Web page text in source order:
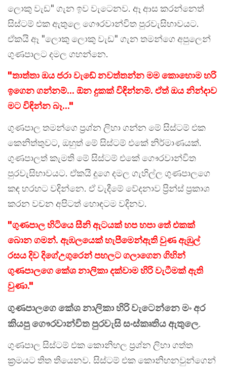
ලොකු වැඩ" ගැන ඉව වැටෙනව. ඈ ආස කරන්නෙත්
සිස්ටම් එක ඇතුලෙ ගෞරවාන්විත පුරවැසිභාවයට.
ඒකයි ඈ "ලොකු ලොකු වැඩ" ගැන තමන්ගෙ අපුලෙන්
ගුණපාලට දමල ගහන්නෙ.
"තාත්තා ඔය ජරා වැඩේ නවත්තන්න මම කොහොම හරි
ඉගෙන ගන්නම්... ඕන දුකක් විඳින්නම්. ඒත් ඔය නින්දාව
මට විඳින්න බෑ..."
ගුණපාල තමන්ගෙ ප්‍රශ්න ලිහා ගන්න මේ සිස්ටම් එක
කෙනිත්තුවට, ඔහුත් මේ සිස්ටම් එකේ නිර්මාණයක්.
ගුණපාලත් කැමති මේ සිස්ටම් එකේ ගෞරවාන්විත
පුරවැසිභාවයට. ඒකයි දූගෙ දමල ගැහිල්ල ගුණපාලගෙ
කඳ හරහට වදින්නෙ. ඒ වැදීමේ වේදනාව ප්‍රින්ස් ප්‍රකාශ
කරන වචන අපිටත් හොඳටම වදිනව.
"ගුණපාල හිටියෙ සීනි ඇටයක් හප හපා තේ එකක්
බොන ගමන්. ඇඹලයෙක් හැපීමෙන්ඇති වුණ ඇඹුල්
රසය දිව දිගේඋගුරෙන් පහලට ගලාගෙන ගිහින්
ගුණපාලගෙ කේශ නාලිකා දක්වාම හිරි වැටීමක් ඇති
වුණා."
ගුණපාලගෙ කේශ නාලිකා හිරි වැටෙන්නෙ මං අර
කියපු ගෞරවාන්විත පුරවැසි සංස්කෘතිය ඇතුලෙ.
ගුණපාල සිස්ටම් එක කොනිහල ප්‍රශ්න ලිහා ගත්ත
ක්‍රමයට තිත තියෙනව. සිස්ටම් එක කොනිහනවුන්ගෙන්